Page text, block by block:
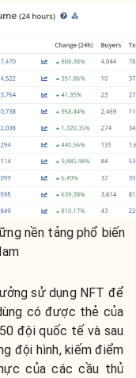
nền tảng phổ biến
sử dụng NFT để
có được thẻ của
đội quốc tế và sau
đội hình, kiếm điểm
của các cầu thủ